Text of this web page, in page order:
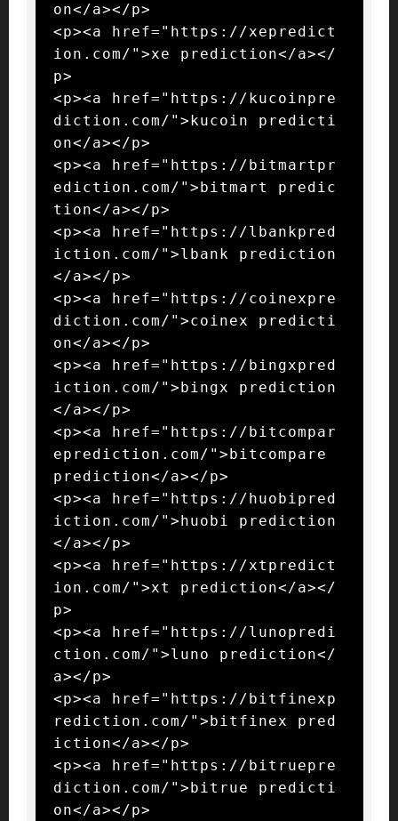
on</a></p>
<p><a href="https://xepredict
ion.com/">xe prediction</a></
p>
<p><a href="https://kucoinpre
diction.com/">kucoin predicti
on</a></p>
<p><a href="https://bitmartpr
ediction.com/">bitmart predic
tion</a></p>
<p><a href="https://lbankpred
iction.com/">lbank prediction
</a></p>
<p><a href="https://coinexpre
diction.com/">coinex predicti
on</a></p>
<p><a href="https://bingxpred
iction.com/">bingx prediction
</a></p>
<p><a href="https://bitcompar
eprediction.com/">bitcompare
prediction</a></p>
<p><a href="https://huobipred
iction.com/">huobi prediction
</a></p>
<p><a href="https://xtpredict
ion.com/">xt prediction</a></
p>
<p><a href="https://lunopredi
ction.com/">luno prediction</
a></p>
<p><a href="https://bitfinexp
rediction.com/">bitfinex pred
iction</a></p>
<p><a href="https://bitruepre
diction.com/">bitrue predicti
on</a></p>